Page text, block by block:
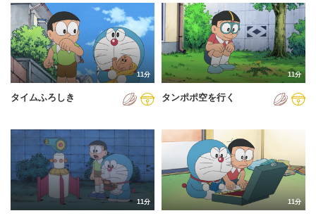
2024年
2025年
2026年
11分
タイムふろしき
11分
タンポポ空を行く
11分 11分